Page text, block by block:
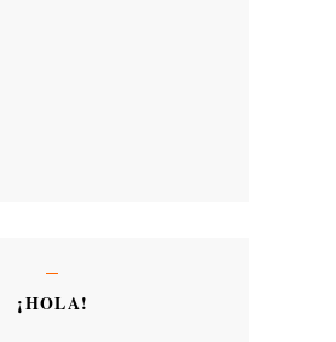
¡HOLA!